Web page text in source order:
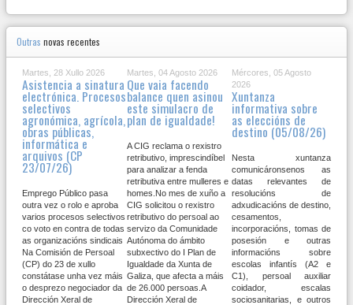
Outras novas recentes
Martes, 28 Xullo 2026
Asistencia a sinatura
electrónica. Procesos
selectivos
agronómica, agrícola,
obras públicas,
informática e
arquivos (CP
23/07/26)
Emprego Público pasa
outra vez o rolo e aproba
varios procesos selectivos
co voto en contra de todas
as organizacións sindicais
Na Comisión de Persoal
(CP) do 23 de xullo
constátase unha vez máis
o desprezo negociador da
Dirección Xeral de
Martes, 04 Agosto 2026
Que vaia facendo
balance quen asinou
este simulacro de
plan de igualdade!
A CIG reclama o rexistro
retributivo, imprescindíbel
para analizar a fenda
retributiva entre mulleres e
homes.No mes de xuño a
CIG solicitou o rexistro
retributivo do persoal ao
servizo da Comunidade
Autónoma do ámbito
subxectivo do I Plan de
Igualdade da Xunta de
Galiza, que afecta a máis
de 26.000 persoas.A
Dirección Xeral de
Mércores, 05 Agosto
2026
Xuntanza
informativa sobre
as eleccións de
destino (05/08/26)
Nesta xuntanza
comunicáronsenos as
datas relevantes de
resolucións de
adxudicacións de destino,
cesamentos,
incorporacións, tomas de
posesión e outras
informacións sobre
escolas infantís (A2 e
C1), persoal auxiliar
coidador, escalas
sociosanitarias, e outros